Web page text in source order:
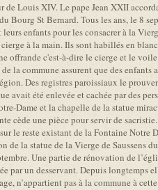
Louis XIV. Le pape Jean XXII
St Bernard. Tous les ans, le 8
enfants pour les consacrer à la
à la main. Ils sont habillés en
c'est-à-dire le cierge et le
la commune assurent que des enfants
Des registres paroissiaux le
été enlevée et cachée par des
et la chapelle de la statue
cède une pièce pour servir de
le reste existant de la Fontaine Notre
de la statue de la Vierge de Saussens
Une partie de rénovation de
un desservant. Depuis longtemps
n’appartient pas à la commune à